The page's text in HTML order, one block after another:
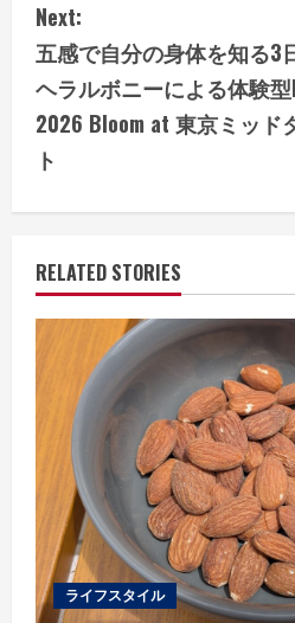
t
i
n
R
a
d
i
n
g
Next:
五感で自分の身体を知る3
ヘラルボニーによる体験型
2026 Bloom at 東京ミッド
ト
RELATED STORIES
ライフスタイル